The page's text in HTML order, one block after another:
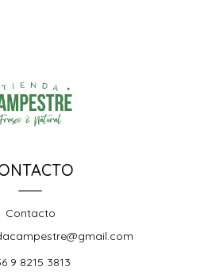
Contacto
9 8215 3813